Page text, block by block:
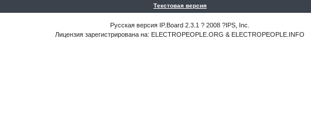
Текстовая версия
Русская версия IP.Board 2.3.1 ? 2008 ?IPS, Inc.
Лицензия зарегистрирована на: ELECTROPEOPLE.ORG & ELECTROPEOPLE.INFO